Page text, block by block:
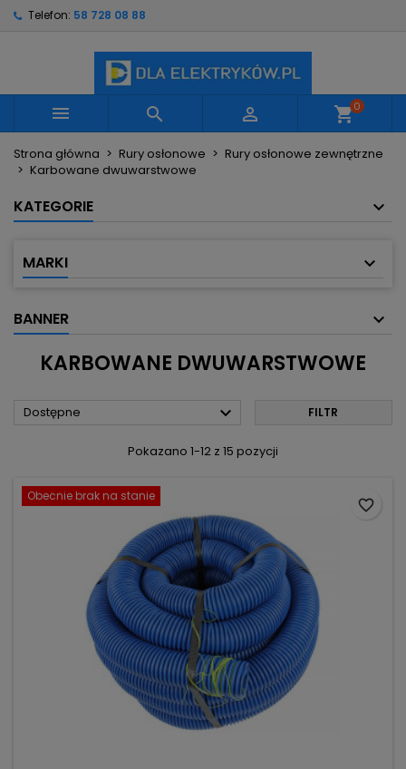
Telefon: 58 728 08 88
   shopping_cart0
Strona główna Rury osłonowe
Rury osłonowe zewnętrzne
Karbowane dwuwarstwowe
KATEGORIE
MARKI
BANNER
KARBOWANE DWUWARSTWOWE
Dostępne  FILTR
Pokazano 1-12 z 15 pozycji
Obecnie brak na stanie
favorite_border
Utwórz nową listę
((confirmMessage))
Nazwa listy życzeń
Anuluj
Musisz być zalogowany by zapisać produkty na
swojej liście życzeń.
Anuluj Zaloguj się